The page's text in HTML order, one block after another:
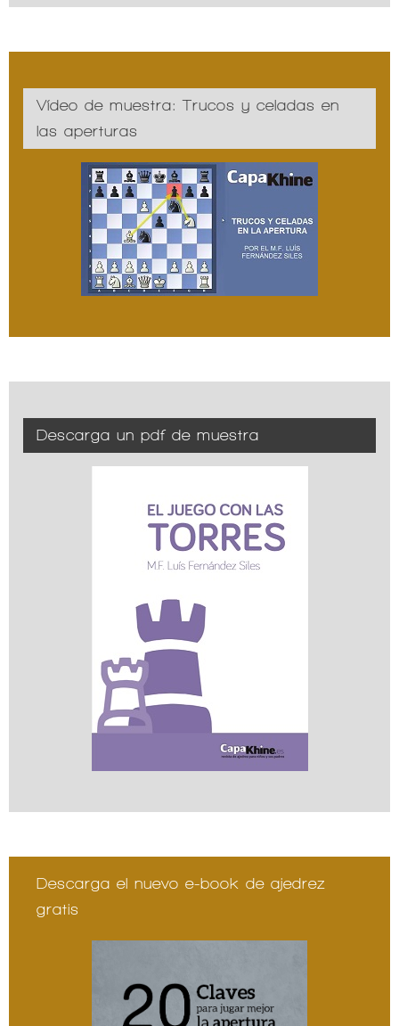
Vídeo de muestra: Trucos y celadas en
las aperturas
Descarga un pdf de muestra
Descarga el nuevo e-book de ajedrez
gratis